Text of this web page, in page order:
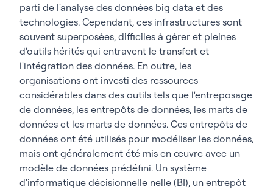
parti de l'analyse des données big data et des
technologies. Cependant, ces infrastructures sont
souvent superposées, difficiles à gérer et pleines
d'outils hérités qui entravent le transfert et
l'intégration des données. En outre, les
organisations ont investi des ressources
considérables dans des outils tels que l'entreposage
de données, les entrepôts de données, les marts de
données et les marts de données. Ces entrepôts de
données ont été utilisés pour modéliser les données,
mais ont généralement été mis en œuvre avec un
modèle de données prédéfini. Un système
d'informatique décisionnelle nelle (BI), un entrepôt